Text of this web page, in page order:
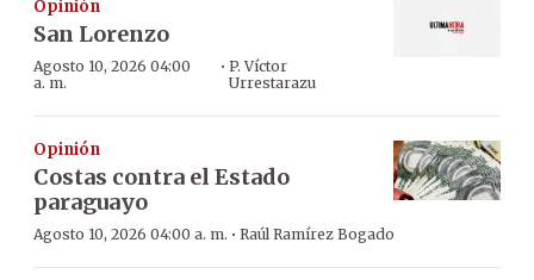
Opinión
San Lorenzo
Agosto 10, 2026 04:00
a. m.
· P. Víctor
Urrestarazu
Opinión
Costas contra el Estado
paraguayo
Agosto 10, 2026 04:00 a. m. · Raúl Ramírez Bogado